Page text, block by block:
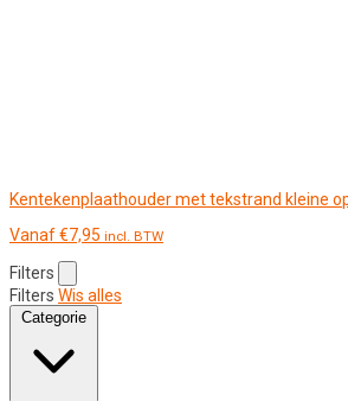
Kentekenplaathouder met tekstrand kleine
Vanaf€7,95 incl. BTW
Filters
Filters Wis alles
Categorie